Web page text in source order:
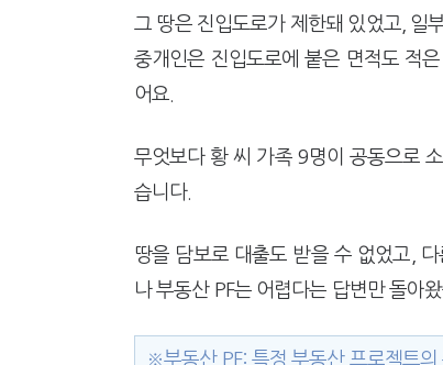
그 땅은 진입도로가 제한돼 있었고, 일
중개인은 진입도로에 붙은 면적도 적
어요.
무엇보다 황 씨 가족 9명이 공동으로
습니다.
땅을 담보로 대출도 받을 수 없었고,
나 부동산 PF는 어렵다는 답변만 돌아
※부동산 PF: 특정 부동산 프로젝트